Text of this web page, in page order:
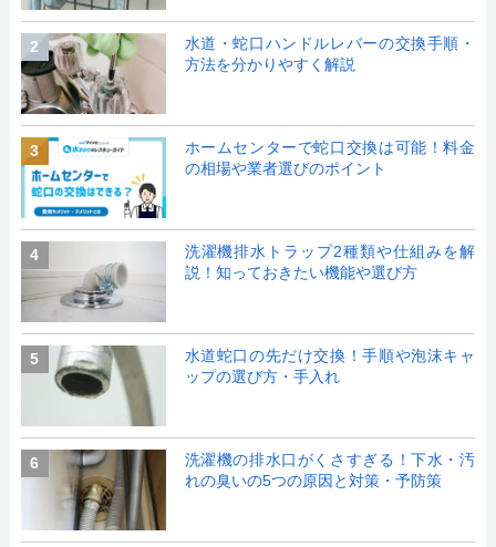
2
水道・蛇口ハンドルレバーの交換手順・
方法を分かりやすく解説
3
ホームセンターで蛇口交換は可能！料金
の相場や業者選びのポイント
4
洗濯機排水トラップ2種類や仕組みを解
説！知っておきたい機能や選び方
5
水道蛇口の先だけ交換！手順や泡沫キャ
ップの選び方・手入れ
6
洗濯機の排水口がくさすぎる！下水・汚
れの臭いの5つの原因と対策・予防策